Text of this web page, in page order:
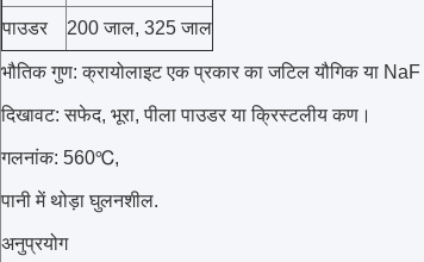
पाउडर 200 जाल, 325 जाल
भौतिक गुण: क्रायोलाइट एक प्रकार का जटिल यौगिक या
दिखावट: सफेद, भूरा, पीला पाउडर या क्रिस्टलीय कण।
गलनांक: 560℃,
पानी में थोड़ा घुलनशील.
अनुप्रयोग